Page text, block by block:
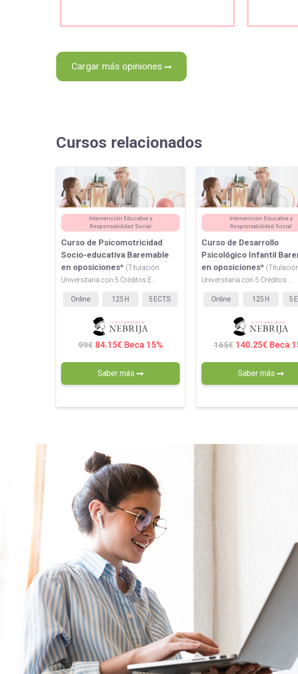
Cargar más opiniones
Cursos relacionados
Intervención Educativa y
Responsabilidad Social
Curso de Psicomotricidad
Socio-educativa Baremable
en oposiciones* (Titulación
Universitaria con 5 Créditos E...
Online 125 H 5 ECTS
99€ 84.15€ Beca 15%
Saber más
Intervención Educativa y
Responsabilidad Social
Curso de Desarrollo
Psicológico Infantil
en oposiciones*
Universitaria con 5 Créditos ...
Online 125 H 5
165€ 140.25€ Beca
Saber más